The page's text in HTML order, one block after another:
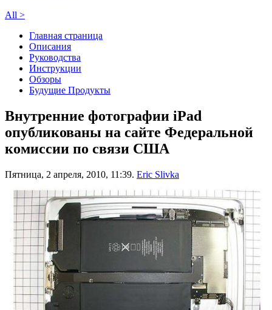
All >
Главная страница
Описания
Руководства
Инструкции
Обзоры
Будущие Продукты
Внутренние фотографии iPad
опубликованы на сайте Федеральной
комиссии по связи США
Пятница, 2 апреля, 2010, 11:39. Eric Slivka